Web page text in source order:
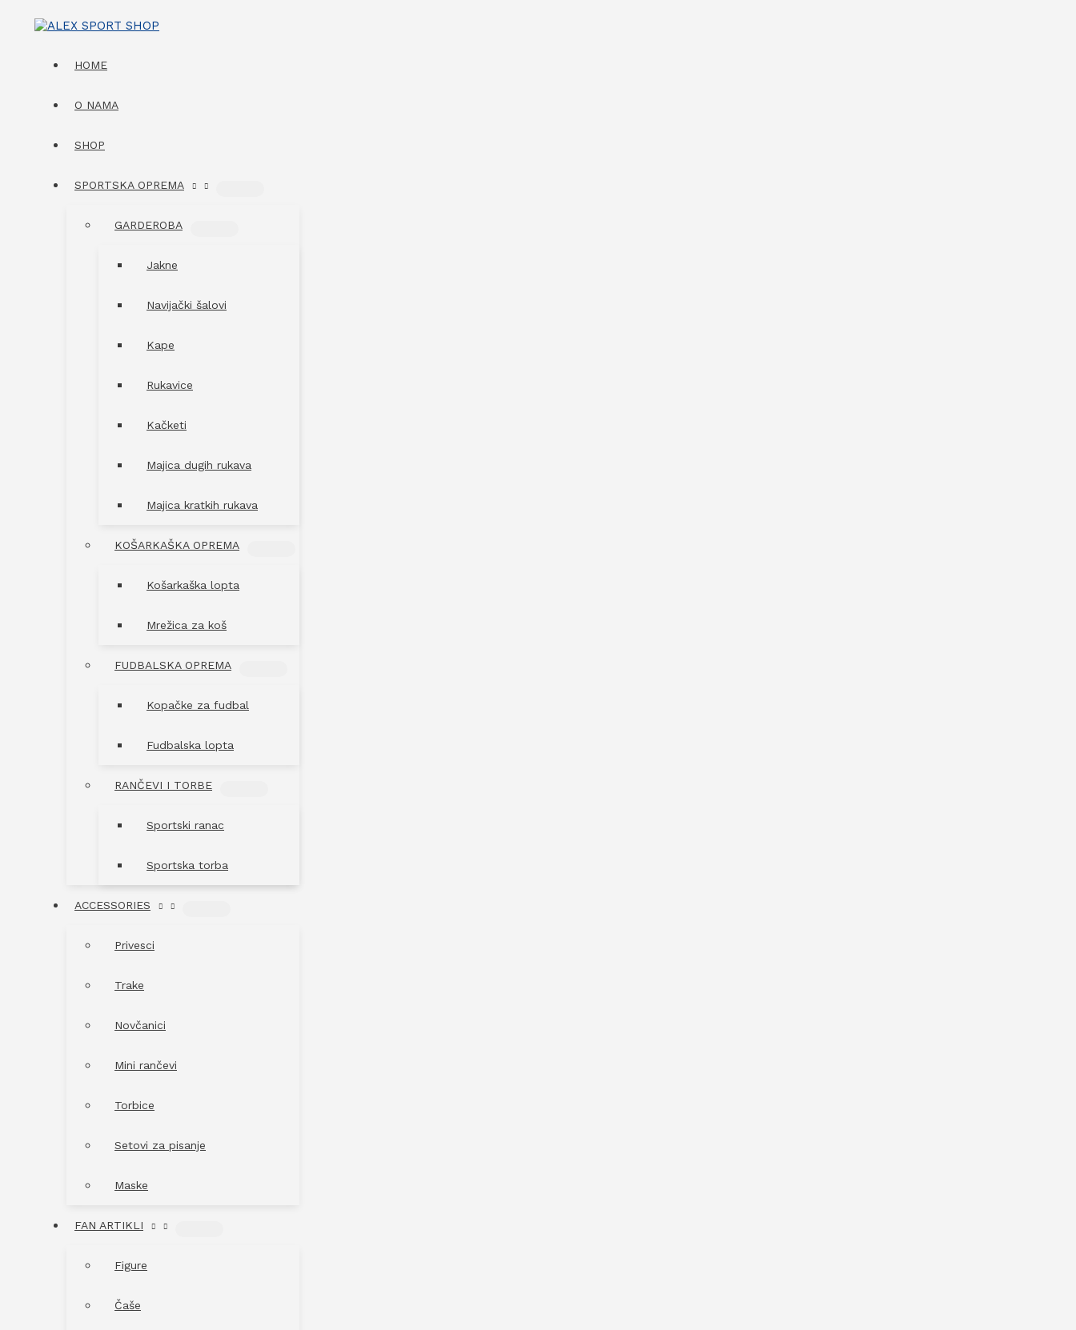
HOME
O NAMA
SHOP
SPORTSKA OPREMA
GARDEROBA
Jakne
Navijački šalovi
Kape
Rukavice
Kačketi
Majica dugih rukava
Majica kratkih rukava
KOŠARKAŠKA OPREMA
Košarkaška lopta
Mrežica za koš
FUDBALSKA OPREMA
Kopačke za fudbal
Fudbalska lopta
RANČEVI I TORBE
Sportski ranac
Sportska torba
ACCESSORIES
Privesci
Trake
Novčanici
Mini rančevi
Torbice
Setovi za pisanje
Maske
FAN ARTIKLI
Figure
Čaše